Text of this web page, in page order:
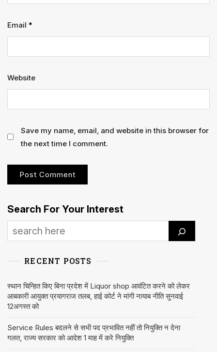
Email *
Website
Save my name, email, and website in this browser for
the next time I comment.
Search For Your Interest
RECENT POSTS
स्थान चिन्हित किए बिना प्रदेश में Liquor shop आवंटित करने को लेकर
आबकारी आयुक्त प्रयागराज तलब, हाई कोर्ट ने मांगी नायाब नीति सुनवाई
12अगस्त को
Service Rules बदलने से सभी पद प्रभावित नहीं तो नियुक्ति न देना
गलत, राज्य सरकार को आदेश 1 माह में करे नियुक्ति